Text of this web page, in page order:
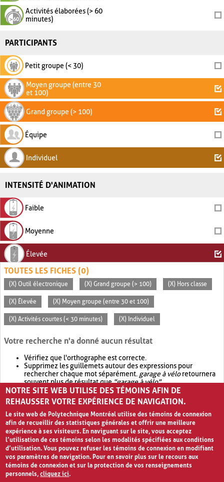
Activités élaborées (> 60
minutes)
PARTICIPANTS
Petit groupe (< 30)
Moyen groupe (entre 30
et 100)
Grand groupe (> 100)
Équipe
Individuel
INTENSITÉ D'ANIMATION
Faible
Moyenne
Élevée
TOUTES LES FICHES (0)
(X) Outil électronique (X) Grand groupe (> 100) (X) Hors classe
(X) Élevée (X) Moyen groupe (entre 30 et 100)
(X) Activités courtes (< 30 minutes) (X) Individuel
Votre recherche n'a donné aucun résultat
Vérifiez que l'orthographe est correcte.
Supprimez les guillemets autour des expressions pour
rechercher chaque mot séparément. garage à véloretournera
souvent plus de résultat que"garage à vélo".
Envisagez d'élargir votre recherche avec OR.garage OR vélo
retournera souvent plus de résultat quegarage à vélo
NOTRE SITE WEB UTILISE DES TÉMOINS AFIN DE
REHAUSSER VOTRE EXPÉRIENCE DE NAVIGATION.
Le site web de Polytechnique Montréal utilise des témoins de connexion
afin de recueillir des statistiques générales et offrir une meilleure
expérience à ses visiteurs. En naviguant sur le site, vous acceptez
l’utilisation de ces témoins selon les modalités spécifiées aux conditions
d’utilisation. Vous pouvez refuser les témoins de connexion en modifiant
vos paramètres de navigation. Pour en savoir plus sur le recours aux
témoins de connexion et sur la protection de vos renseignements
personnels,cliquez ici.